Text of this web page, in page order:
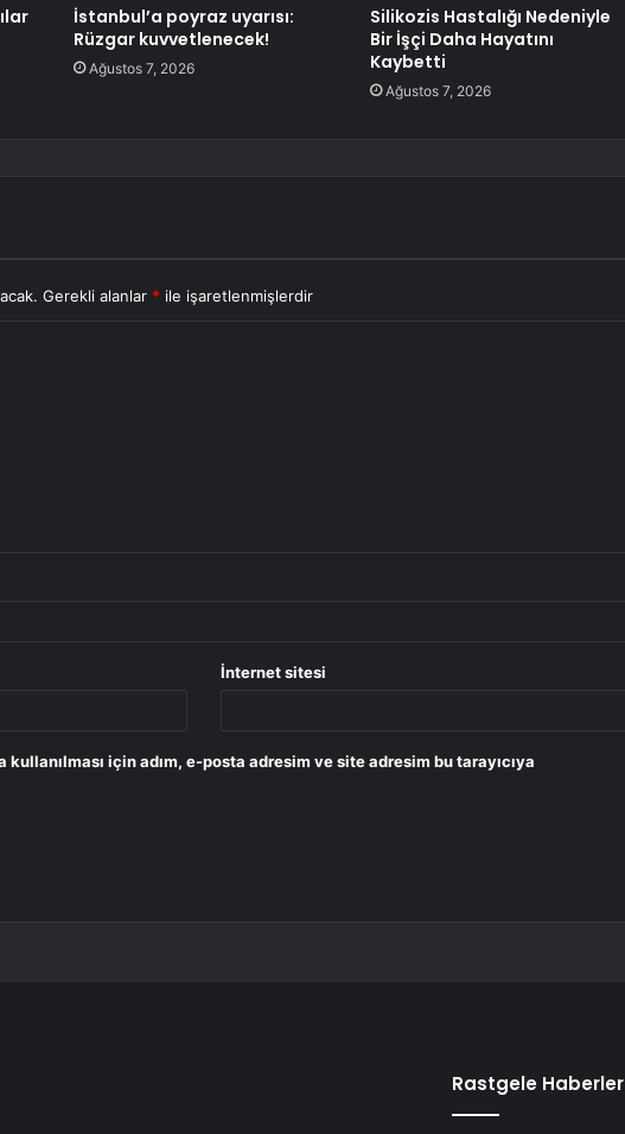
İstanbul’a poyraz uyarısı:
Rüzgar kuvvetlenecek!
Ağustos 7, 2026
Silikozis Hastalığı Nedeniyle
Bir İşçi Daha Hayatını
Kaybetti
Ağustos 7, 2026
Gerekli alanlar * ile işaretlenmişlerdir
İnternet sitesi
kullanılması için adım, e-posta adresim ve site adresim bu tarayıcıya
Rastgele Haberler